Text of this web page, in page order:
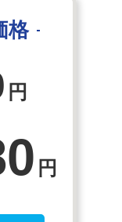
格
円
円